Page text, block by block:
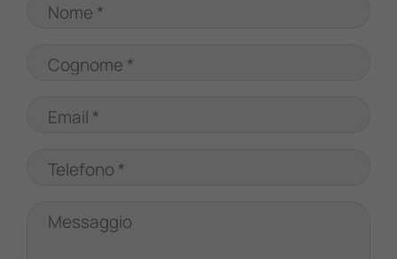
Nome *
Cognome *
Email *
Telefono *
Messaggio